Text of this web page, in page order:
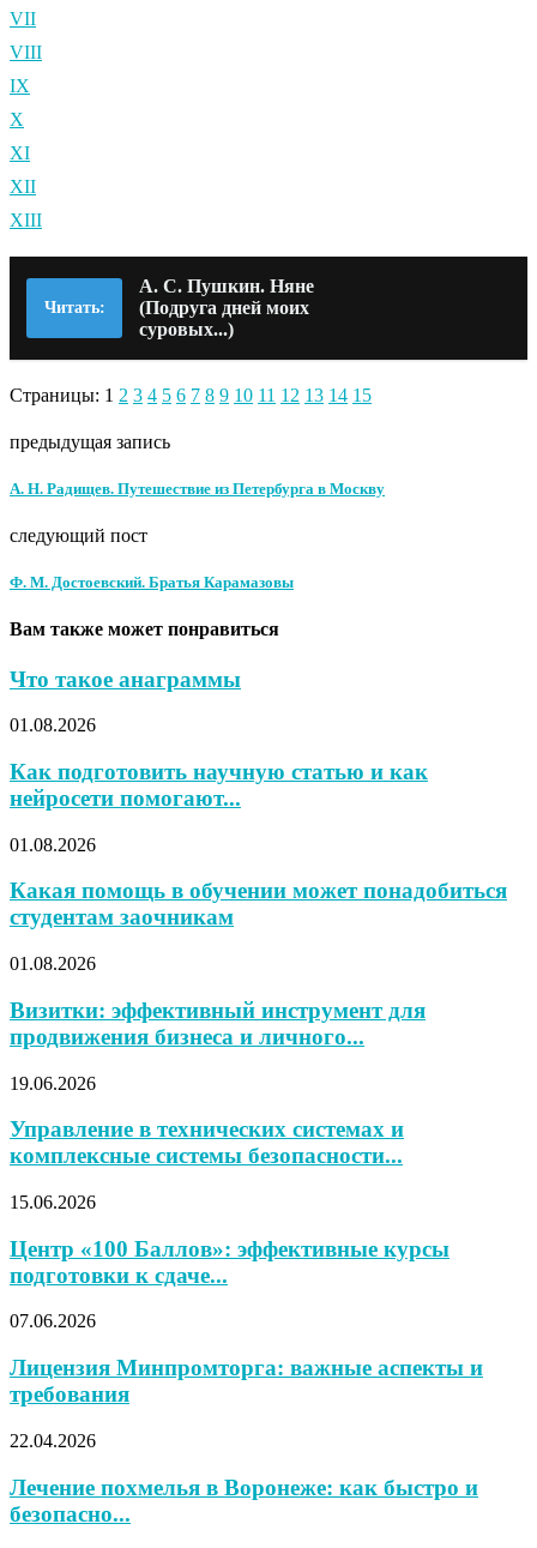
VII
VIII
IX
X
XI
XII
XIII
Читать:
А. С. Пушкин. Няне
(Подруга дней моих
суровых...)
Страницы: 1 2 3 4 5 6 7 8 9 10 11 12 13 14 15
предыдущая запись
А. Н. Радищев. Путешествие из Петербурга в Москву
следующий пост
Ф. М. Достоевский. Братья Карамазовы
Вам также может понравиться
Что такое анаграммы
01.08.2026
Как подготовить научную статью и как
нейросети помогают...
01.08.2026
Какая помощь в обучении может понадобиться
студентам заочникам
01.08.2026
Визитки: эффективный инструмент для
продвижения бизнеса и личного...
19.06.2026
Управление в технических системах и
комплексные системы безопасности...
15.06.2026
Центр «100 Баллов»: эффективные курсы
подготовки к сдаче...
07.06.2026
Лицензия Минпромторга: важные аспекты и
требования
22.04.2026
Лечение похмелья в Воронеже: как быстро и
безопасно...